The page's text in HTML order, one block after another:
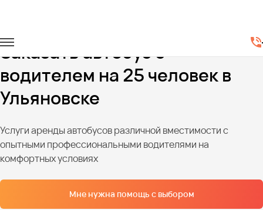
Заказать автобус с
водителем на 25 человек в
Ульяновске
Услуги аренды автобусов различной вместимости с
опытными профессиональными водителями на
комфортных условиях
Мне нужна помощь с выбором